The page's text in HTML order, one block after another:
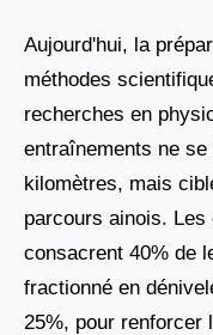
Aujourd'hui, la
méthodes
recherches en
entraînements ne
kilomètres, mais
parcours ainois.
consacrent 40% de
fractionné en
25%, pour renforcer